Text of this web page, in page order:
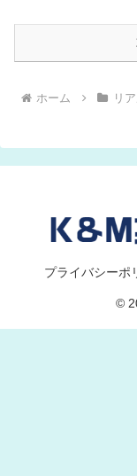
ホーム リ
プライバシーポ
©